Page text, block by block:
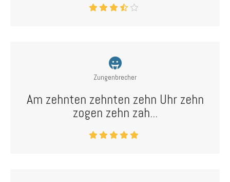
Zungenbrecher
Am zehnten zehnten zehn Uhr zehn
zogen zehn zah...